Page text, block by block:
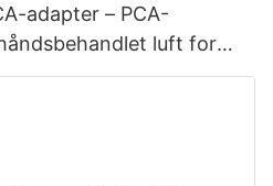
adapter – PCA-
luft for
Reservedeler til GSE i